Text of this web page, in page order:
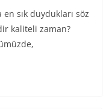
sık duydukları söz
kaliteli zaman?